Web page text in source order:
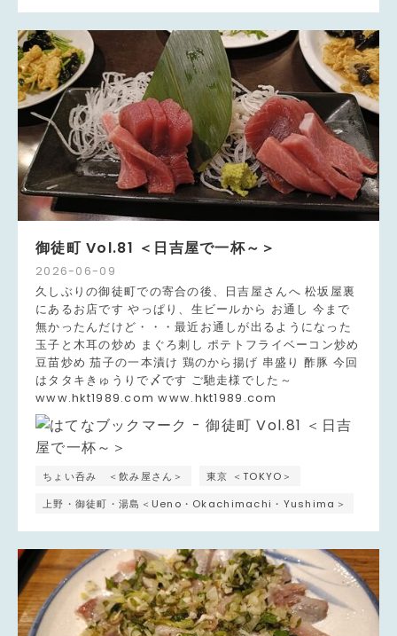
2026-06-09
御徒町 Vol.81 ＜日吉屋で一杯～＞
ちょい呑み ＜飲み屋さん＞
東京 ＜TOKYO＞
上野・御徒町・湯島＜Ueno・Okachimachi・Yushima＞
久しぶりの御徒町での寄合の後、日吉屋さんへ 松坂屋裏
にあるお店です やっぱり、生ビールから お通し 今まで
無かったんだけど・・・最近お通しが出るようになった
玉子と木耳の炒め まぐろ刺し ポテトフライベーコン炒め
豆苗炒め 茄子の一本漬け 鶏のから揚げ 串盛り 酢豚 今回
はタタキきゅうりで〆です ご馳走様でした～
www.hkt1989.com www.hkt1989.com